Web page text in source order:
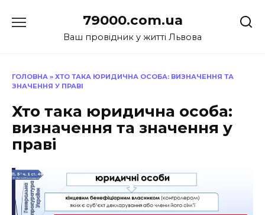
до
79000.com.ua
Ваш провідник у житті Львова
ГОЛОВНА » ХТО ТАКА ЮРИДИЧНА ОСОБА: ВИЗНАЧЕННЯ ТА
ЗНАЧЕННЯ У ПРАВІ
Хто така юридична особа:
визначення та значення у
праві